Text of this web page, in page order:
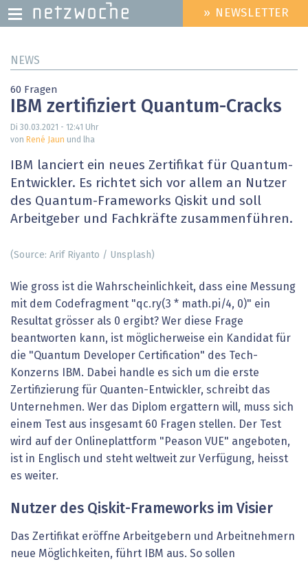
zum
HEADER
MENU
» NEWSLETTER
NEWS
60 Fragen
IBM zertifiziert Quantum-Cracks
Di 30.03.2021 - 12:41 Uhr
von René Jaun und lha
IBM lanciert ein neues Zertifikat für Quantum-
Entwickler. Es richtet sich vor allem an Nutzer
des Quantum-Frameworks Qiskit und soll
Arbeitgeber und Fachkräfte zusammenführen.
(Source: Arif Riyanto / Unsplash)
Wie gross ist die Wahrscheinlichkeit, dass eine Messung
mit dem Codefragment "qc.ry(3 * math.pi/4, 0)" ein
Resultat grösser als 0 ergibt? Wer diese Frage
beantworten kann, ist möglicherweise ein Kandidat für
die "Quantum Developer Certification" des Tech-
Konzerns IBM. Dabei handle es sich um die erste
Zertifizierung für Quanten-Entwickler, schreibt das
Unternehmen. Wer das Diplom ergattern will, muss sich
einem Test aus insgesamt 60 Fragen stellen. Der Test
wird auf der Onlineplattform "Peason VUE" angeboten,
ist in Englisch und steht weltweit zur Verfügung, heisst
es weiter.
Nutzer des Qiskit-Frameworks im Visier
Das Zertifikat eröffne Arbeitgebern und Arbeitnehmern
neue Möglichkeiten, führt IBM aus. So sollen